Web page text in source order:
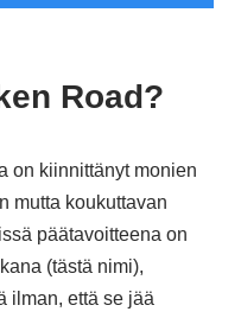
Road?
on kiinnittänyt monien
mutta koukuttavan
päätavoitteena on
(tästä nimi),
ilman, että se jää